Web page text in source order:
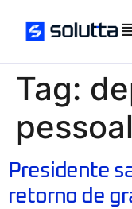
Tag:
pessoal
Presidente
retorno de